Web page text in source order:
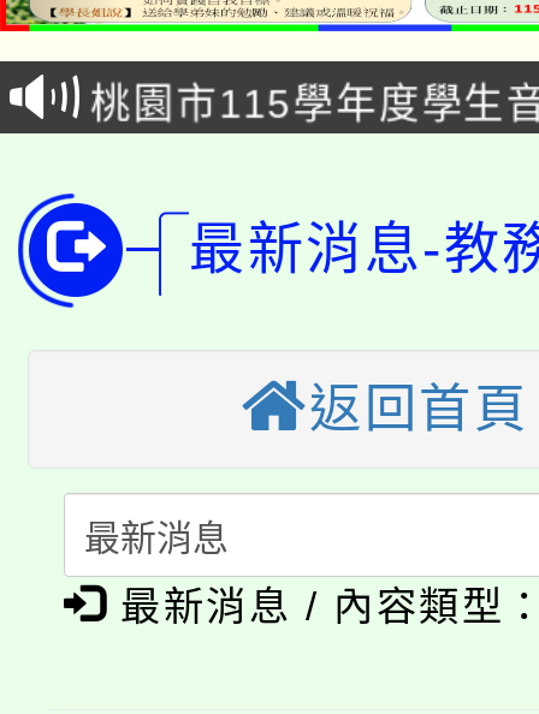
代理(課)教師甄選結果(
「2026金融保險知識
車」活動
桃園市115學年度學生
公告本校115學年度第
代理(課)教師甄選結果(
公告本校115學年度第
代理(課)教師甄選結果(
轉知中國文化大學推廣
程，歡迎學生輔導中心
心理、諮商輔導、社會
系所師生報名參加。
縣市「校園短影音徵
門員」簡章及活動海報
踴躍報名參加。
桃園市115學年度學生
「桃園市補助參觀特色
展演活動實施計畫」
115年度「教育部表揚
義教育推展貢獻獎」
公告本校115學年度第
代理(課)教師甄選結果(
「2026金融保險知識
最新消息-教
返回首頁
最新消息 / 內容類型